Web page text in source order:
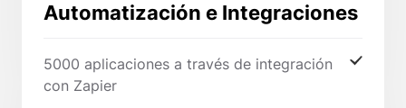
Automatización e Integraciones
5000 aplicaciones a través de integración
con Zapier